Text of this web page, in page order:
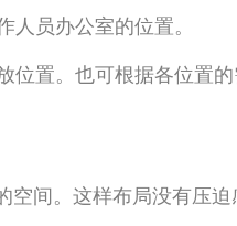
员办公室的位置。
位置。也可根据各位置
空间。这样布局没有压迫